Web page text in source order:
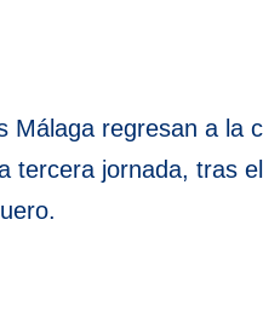
Málaga regresan a la
tercera jornada, tras